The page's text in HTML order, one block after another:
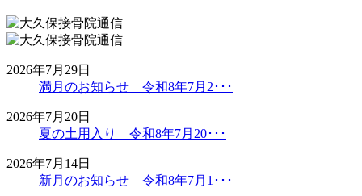
2026年7月29日
満月のお知らせ 令和8年7月2･･･
2026年7月20日
夏の土用入り 令和8年7月20･･･
2026年7月14日
新月のお知らせ 令和8年7月1･･･